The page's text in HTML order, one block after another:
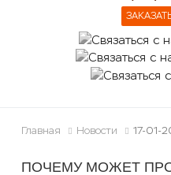
Главная Новости 17-01-
ПОЧЕМУ МОЖЕТ